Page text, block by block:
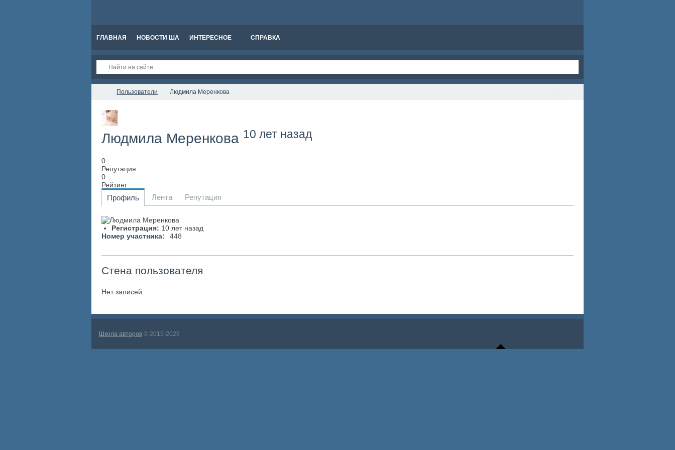
ГЛАВНАЯ НОВОСТИ ША ИНТЕРЕСНОЕ СПРАВКА
Пользователи Людмила Меренкова
Людмила Меренкова 10 лет назад
0
Репутация
0
Рейтинг
Профиль Лента Репутация
Регистрация: 10 лет назад
Номер участника:
448
Стена пользователя
Нет записей.
Школа авторов © 2015-2026